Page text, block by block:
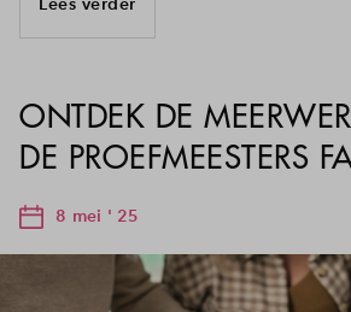
ONTDEK DE
DE PROEFMEESTERS
8 mei ' 25